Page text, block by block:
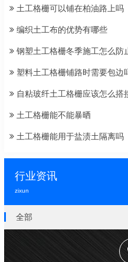
土工格栅可以铺在柏油路上吗
编织土工布的优势有哪些
钢塑土工格栅冬季施工怎么防
塑料土工格栅铺路时需要包边
自粘玻纤土工格栅应该怎么搭
土工格栅能不能暴晒
土工格栅能用于盐渍土隔离吗
行业资讯
zixun
全部